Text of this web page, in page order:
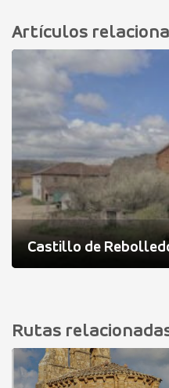
Artículos
Castillo de
Rutas